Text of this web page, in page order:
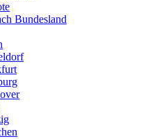
Bundesland